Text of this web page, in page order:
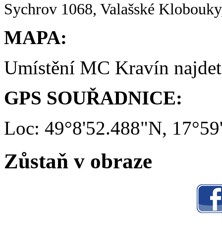
Sychrov 1068, Valašské
MAPA:
Umístění MC Kravín
GPS SOUŘADNICE:
Loc: 49°8'52.488"N,
Zůstaň v obraze